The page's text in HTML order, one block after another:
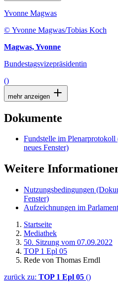
Yvonne Magwas
© Yvonne Magwas/Tobias Koch
Magwas, Yvonne
Bundestagsvizepräsidentin
()
mehr anzeigen
Dokumente
Fundstelle im Plenarprotokoll
neues Fenster)
Weitere
Nutzungsbedingungen
Fenster)
Aufzeichnungen im
Startseite
Mediathek
50. Sitzung vom 07.09.2022
TOP 1 Epl 05
Rede von Thomas Erndl
zurück zu: TOP 1 Epl 05 ()